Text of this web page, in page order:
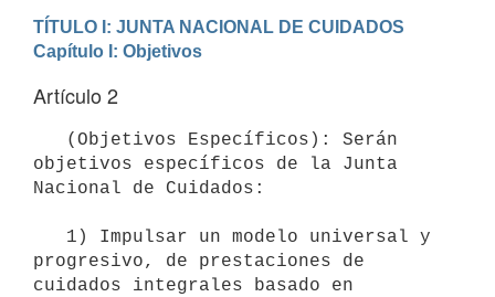
TÍTULO I: JUNTA NACIONAL DE CUIDADOS
Capítulo I: Objetivos
Artículo 2
objetivos específicos de la Junta
Nacional de Cuidados:
progresivo, de prestaciones de
cuidados integrales basado en